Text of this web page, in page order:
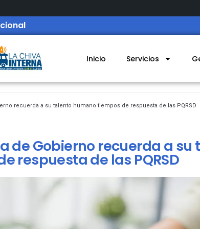
Inicio Servicios
recuerda a su talento humano tiempos de respuesta de las PQRSD
de Gobierno recuerda a
respuesta de las PQRSD